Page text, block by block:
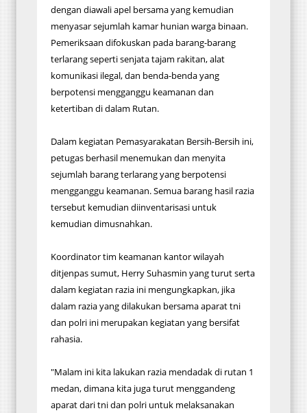
dengan diawali apel bersama yang kemudian
menyasar sejumlah kamar hunian warga binaan.
Pemeriksaan difokuskan pada barang-barang
terlarang seperti senjata tajam rakitan, alat
komunikasi ilegal, dan benda-benda yang
berpotensi mengganggu keamanan dan
ketertiban di dalam Rutan.
Dalam kegiatan Pemasyarakatan Bersih-Bersih ini,
petugas berhasil menemukan dan menyita
sejumlah barang terlarang yang berpotensi
mengganggu keamanan. Semua barang hasil razia
tersebut kemudian diinventarisasi untuk
kemudian dimusnahkan.
Koordinator tim keamanan kantor wilayah
ditjenpas sumut, Herry Suhasmin yang turut serta
dalam kegiatan razia ini mengungkapkan, jika
dalam razia yang dilakukan bersama aparat tni
dan polri ini merupakan kegiatan yang bersifat
rahasia.
"Malam ini kita lakukan razia mendadak di rutan 1
medan, dimana kita juga turut menggandeng
aparat dari tni dan polri untuk melaksanakan